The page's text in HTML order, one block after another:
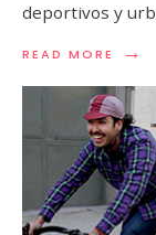
deportivos y
READ MORE →